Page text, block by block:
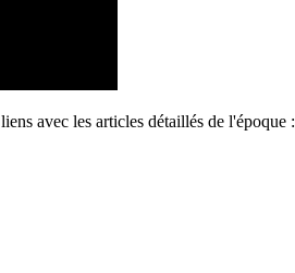
avec les articles détaillés de l'époque :